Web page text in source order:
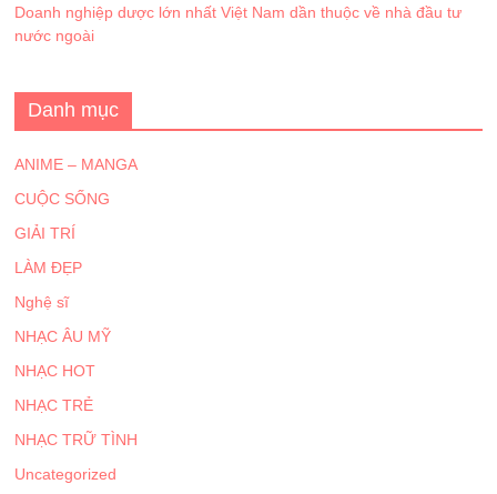
Doanh nghiệp dược lớn nhất Việt Nam dần thuộc về nhà đầu tư
nước ngoài
Danh mục
ANIME – MANGA
CUỘC SỐNG
GIẢI TRÍ
LÀM ĐẸP
Nghệ sĩ
NHẠC ÂU MỸ
NHẠC HOT
NHẠC TRẺ
NHẠC TRỮ TÌNH
Uncategorized